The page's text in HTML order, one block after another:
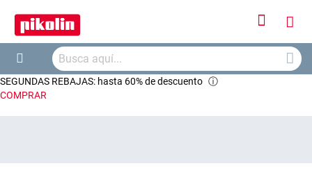
Iniciar
Buscar
SEGUNDAS REBAJAS: hasta 60% de descuento ⓘ
COMPRAR